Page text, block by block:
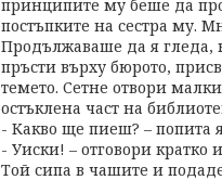
принципите му беше да
постъпките на сестра му.
Продължаваше да я гледа,
пръсти върху бюрото,
темето. Сетне отвори
остъклена част на
- Какво ще пиеш? – попита
- Уиски! – отговори кратко
Той сипа в чашите и